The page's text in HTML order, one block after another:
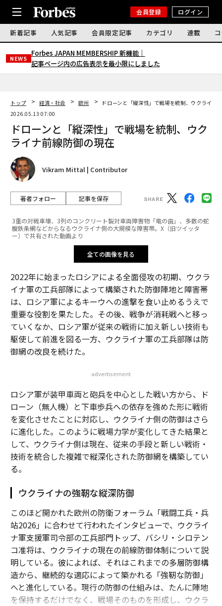
会員登録 ログイン
新着記事 人気記事 会員限定記事 カテゴリ 連載
NEWS
Forbes JAPAN MEMBERSHIP 新機能｜
記事ページ内の広告表示を最小限にしました
トップ 経済・社会 欧州
ドローンと「縦深性」で戦場を統制、ウクライナ
2026.05.13 07:00
ドローンと「縦深性」で戦場を統制、ウク
ライナ前線防御の現在
Vikram Mittal | Contributor
著者フォロー 記事を保存
3重の対戦車壕、3列のコンクリート製対車両障害物「竜の歯」、多数の蛇
腹鉄条網などからなるウクライナ側の大規模な障害帯。X（旧ツイッタ
ー）で共有された動画より
全ての画像を見る
2022年に始まったロシアによる全面侵攻の初期、ウクラ
イナ軍の工兵部隊によって構築された防御陣地と障害帯
は、ロシア軍によるキーウへの進撃を食い止めるうえで
重要な役割を果たした。その後、戦争が消耗戦へと移っ
ていくなか、ロシア軍が従来の戦術に加え新しい技術も
駆使して前進を図る一方、ウクライナ軍の工兵部隊は防
御網の改良を続けた。
advertisement
ロシア軍が装甲車両と砲兵を中心とした戦い方から、ド
ローン（無人機）と下車歩兵への依存を強めた形に戦術
を変化させたことに対応し、ウクライナ側の防御はさら
に進化した。このように戦場力学が変化してきた結果と
して、ウクライナ側は現在、従来の手段と新しい戦術・
技術を統合した複雑で縦深化された防御網を構築してい
る。
ウクライナの強靭な縦深防御
このほど開かれた欧州の防衛フォーラム「戦闘工兵・兵
站2026」に合わせて行われたインタビューで、ウクライ
ナ軍支援軍司令部の工兵部門トップ、バシリ・シロテン
コ准将は、ウクライナの現在の前線防御体制について説
明している。彼によれば、それはこれまでの多層防御構
造から、継続的な適応によって築かれる「強靭な防御」
へと進化している。現行の防御の仕組みは、たんに陣地
を保持するだけでなく、戦場そのものを形成し、ウクラ